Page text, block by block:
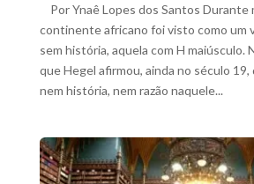
Por Ynaê Lopes dos Santos Durante
continente africano foi visto como um
sem história, aquela com H maiúsculo.
que Hegel afirmou, ainda no século 19,
nem história, nem razão naquele...